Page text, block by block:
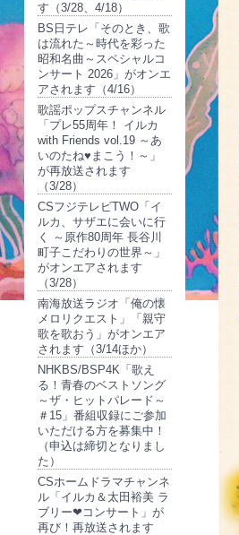
す（3/28、4/18）
BS日テレ「そのとき、歌
は流れた～時代を彩った
昭和名曲～スペシャルコ
ンサート 2026」がオンエ
アされます（4/16）
歌謡ポップスチャンネル
「プレ55周年！ イルカ
with Friends vol.19 ～あ
いのたね♥まこう！～」
が再放送されます
（3/28）
CSフジテレビTWO「イ
ルカ、サザエに会いに行
く ～原作80周年 長谷川
町子こだわりの世界～」
がオンエアされます
（3/28）
南海放送ラジオ「俺の懐
メロリクエスト」「親守
歌を歌おう」がオンエア
されます（3/14ほか）
NHKBS/BSP4K「歌え
る！青春のベストソング
～ザ・ヒットパレード～
＃15」番組収録にご参加
いただける方を募集中！
（申込は締切となりまし
た）
CSホームドラマチャンネ
ル「イルカ＆太田裕美 ラ
ブリー❤コンサート」が
再び！再放送されます